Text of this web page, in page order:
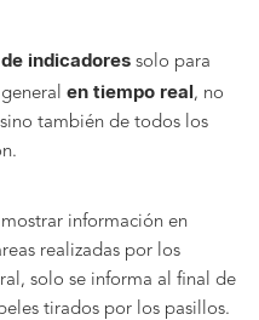
indicadores solo para
en tiempo real, no
también de todos los
información en
realizadas por los
solo se informa al final de
tirados por los pasillos.